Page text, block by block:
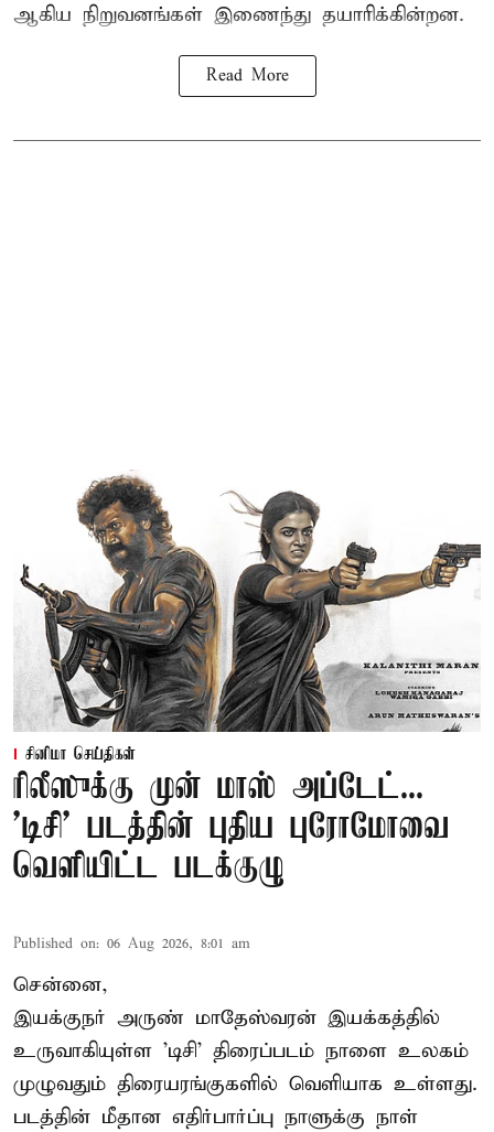
ஆகிய நிறுவனங்கள் இணைந்து தயாரிக்கின்றன.
Read More
சினிமா செய்திகள்
ரிலீஸுக்கு முன் மாஸ் அப்டேட்...
'டிசி' படத்தின் புதிய புரோமோவை
வெளியிட்ட படக்குழு
Published on: 06 Aug 2026, 8:01 am
சென்னை,
இயக்குநர் அருண் மாதேஸ்வரன் இயக்கத்தில்
உருவாகியுள்ள 'டிசி' திரைப்படம் நாளை உலகம்
முழுவதும் திரையரங்குகளில் வெளியாக உள்ளது.
படத்தின் மீதான எதிர்பார்ப்பு நாளுக்கு நாள்